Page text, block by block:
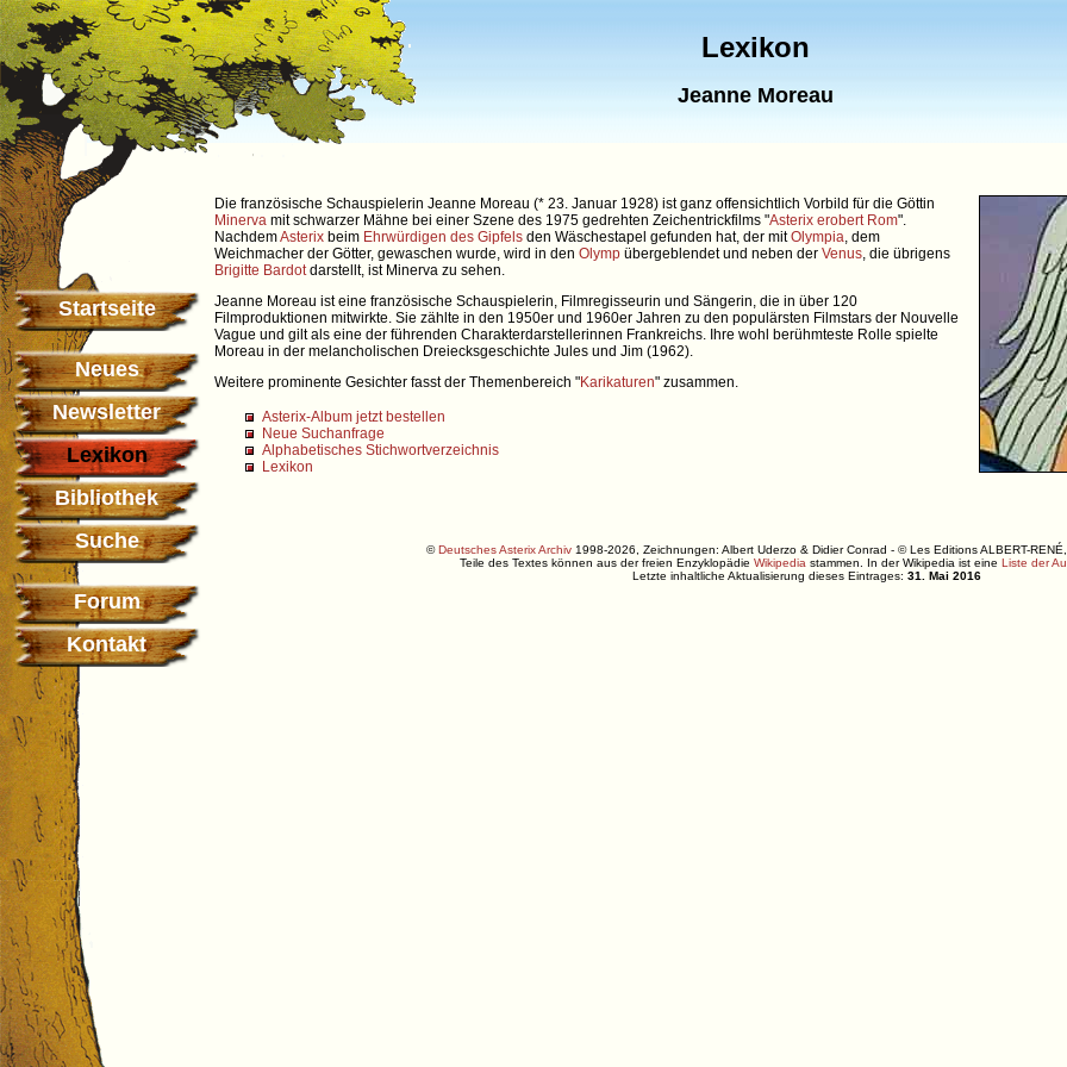
Lexikon
Jeanne Moreau
Startseite
Neues
Newsletter
Lexikon
Bibliothek
Suche
Forum
Kontakt
Die französische Schauspielerin Jeanne Moreau (* 23. Januar 1928) ist ganz offensichtlich Vorbild für die Göttin
Minerva mit schwarzer Mähne bei einer Szene des 1975 gedrehten Zeichentrickfilms "Asterix erobert Rom".
NachdemAsterix beim Ehrwürdigen des Gipfels den Wäschestapel gefunden hat, der mitOlympia, dem
Weichmacher der Götter, gewaschen wurde, wird in den Olymp übergeblendet und neben der Venus, die übrigens
Brigitte Bardotdarstellt, ist Minerva zu sehen.
Jeanne Moreau ist eine französische Schauspielerin, Filmregisseurin und Sängerin, die in über 120
Filmproduktionen mitwirkte. Sie zählte in den 1950er und 1960er Jahren zu den populärsten Filmstars der Nouvelle
Vague und gilt als eine der führenden Charakterdarstellerinnen Frankreichs. Ihre wohl berühmteste Rolle spielte
Moreau in der melancholischen Dreiecksgeschichte Jules und Jim (1962).
Weitere prominente Gesichter fasst der Themenbereich "Karikaturen" zusammen.
Asterix-Album jetzt bestellen
Neue Suchanfrage
Alphabetisches Stichwortverzeichnis
Lexikon
©Deutsches Asterix Archiv1998-2026, Zeichnungen: Albert Uderzo & Didier Conrad - © Les Editions ALBERT-RENÉ,
Teile des Textes können aus der freien Enzyklopädie Wikipedia stammen. In der Wikipedia ist eine Liste der
Letzte inhaltliche Aktualisierung dieses Eintrages: 31. Mai 2016